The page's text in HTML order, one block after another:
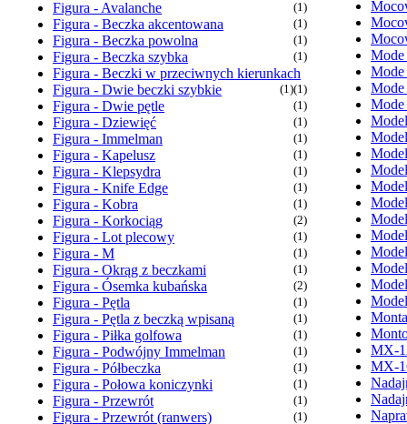
Figura - Avalanche (1)
Figura - Beczka akcentowana (1)
Figura - Beczka powolna (1)
Figura - Beczka szybka (1)
Figura - Beczki w przeciwnych kierunkach
(1)
Figura - Dwie beczki szybkie (1)
Figura - Dwie pętle (1)
Figura - Dziewięć (1)
Figura - Immelman (1)
Figura - Kapelusz (1)
Figura - Klepsydra (1)
Figura - Knife Edge (1)
Figura - Kobra (1)
Figura - Korkociąg (2)
Figura - Lot plecowy (1)
Figura - M (1)
Figura - Okrąg z beczkami (1)
Figura - Ósemka kubańska (2)
Figura - Pętla (1)
Figura - Pętla z beczką wpisaną (1)
Figura - Piłka golfowa (1)
Figura - Podwójny Immelman (1)
Figura - Półbeczka (1)
Figura - Połowa koniczynki (1)
Figura - Przewrót (1)
Figura - Przewrót (ranwers) (1)
Mode
Mode
Mode
Mode
MX-
MX-